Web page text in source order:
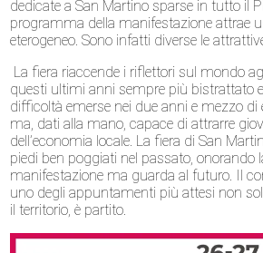
dedicate a San Martino sparse in tutto il
programma della manifestazione attrae
eterogeneo. Sono infatti diverse le
La fiera riaccende i riflettori sul mondo
questi ultimi anni sempre più bistrattato
difficoltà emerse nei due anni e mezzo di
ma, dati alla mano, capace di attrarre
dell’economia locale. La fiera di San
piedi ben poggiati nel passato, onorando
manifestazione ma guarda al futuro. Il
uno degli appuntamenti più attesi non
il territorio, è partito.